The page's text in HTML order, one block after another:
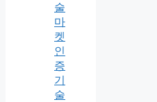
술
마
켓
인
증
기
술